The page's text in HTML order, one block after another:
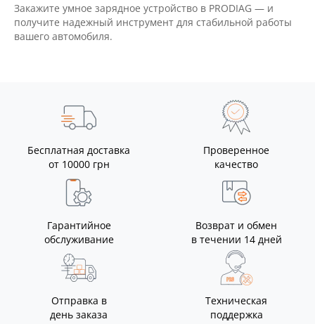
Закажите умное зарядное устройство в PRODIAG — и
получите надежный инструмент для стабильной работы
вашего автомобиля.
Бесплатная доставка
от 10000 грн
Проверенное
качество
Гарантийное
обслуживание
Возврат и обмен
в течении 14 дней
Отправка в
день заказа
Техническая
поддержка